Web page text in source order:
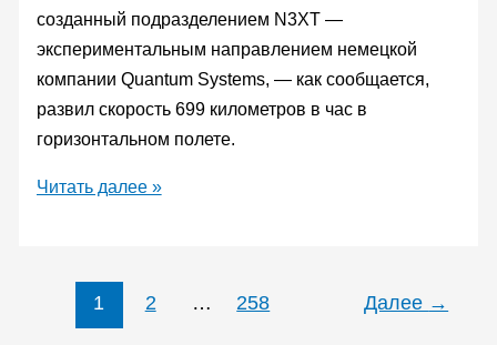
созданный подразделением N3XT —
экспериментальным направлением немецкой
компании Quantum Systems, — как сообщается,
развил скорость 699 километров в час в
горизонтальном полете.
Apex
быстрым
Читать далее »
1 2 … 258 Далее →